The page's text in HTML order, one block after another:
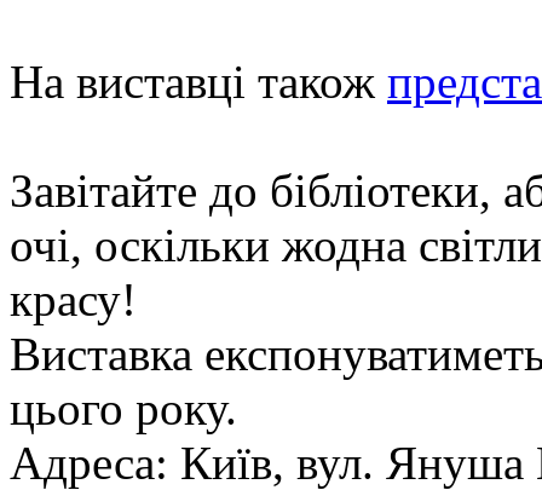
На виставці також
Завітайте до бібліотеки,
очі, оскільки жодна
красу!
Виставка
цього року.
Адреса: Київ, вул. Януша